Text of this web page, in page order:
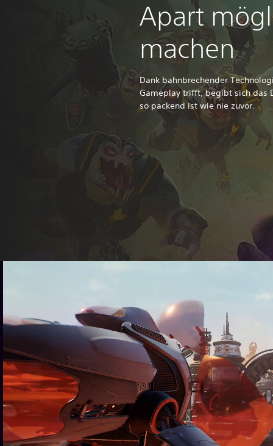
Apart
machen
Dank bahnbrechender
Gameplay trifft, begibt sich das
so packend ist wie nie zuvor.